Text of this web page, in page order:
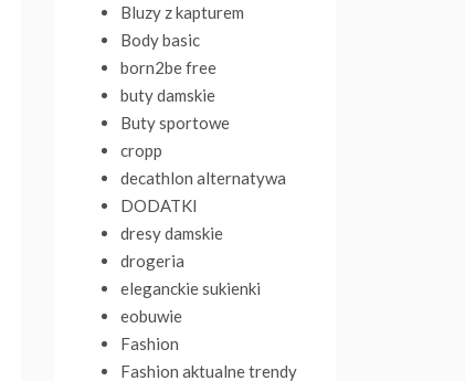
Bluzy z kapturem
Body basic
born2be free
buty damskie
Buty sportowe
cropp
decathlon alternatywa
DODATKI
dresy damskie
drogeria
eleganckie sukienki
eobuwie
Fashion
Fashion aktualne trendy